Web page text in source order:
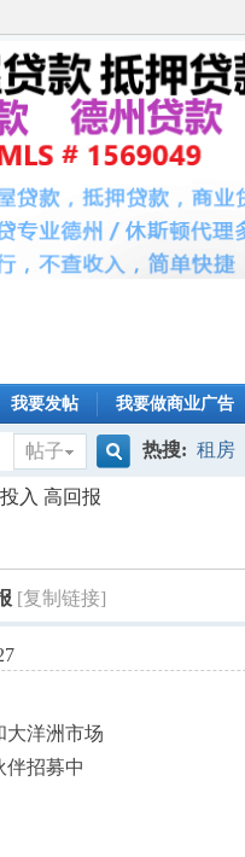
我要发帖 我要做商业广告
帖子
索
热搜: 租房
入 高回报
[复制链接]
大洋洲市场
伴招募中